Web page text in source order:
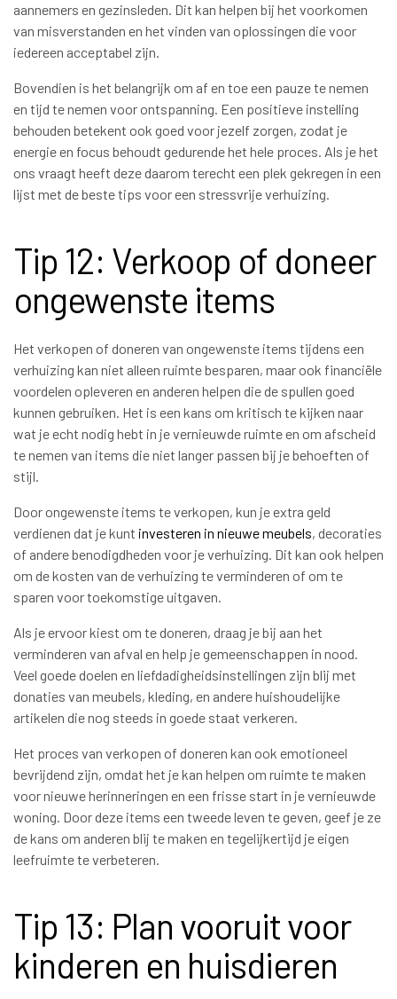
aannemers en gezinsleden. Dit kan helpen bij het voorkomen
van misverstanden en het vinden van oplossingen die voor
iedereen acceptabel zijn.
Bovendien is het belangrijk om af en toe een pauze te nemen
en tijd te nemen voor ontspanning. Een positieve instelling
behouden betekent ook goed voor jezelf zorgen, zodat je
energie en focus behoudt gedurende het hele proces. Als je het
ons vraagt heeft deze daarom terecht een plek gekregen in een
lijst met de beste tips voor een stressvrije verhuizing.
Tip 12: Verkoop of doneer
ongewenste items
Het verkopen of doneren van ongewenste items tijdens een
verhuizing kan niet alleen ruimte besparen, maar ook financiële
voordelen opleveren en anderen helpen die de spullen goed
kunnen gebruiken. Het is een kans om kritisch te kijken naar
wat je echt nodig hebt in je vernieuwde ruimte en om afscheid
te nemen van items die niet langer passen bij je behoeften of
stijl.
Door ongewenste items te verkopen, kun je extra geld
verdienen dat je kunt investeren in nieuwe meubels, decoraties
of andere benodigdheden voor je verhuizing. Dit kan ook helpen
om de kosten van de verhuizing te verminderen of om te
sparen voor toekomstige uitgaven.
Als je ervoor kiest om te doneren, draag je bij aan het
verminderen van afval en help je gemeenschappen in nood.
Veel goede doelen en liefdadigheidsinstellingen zijn blij met
donaties van meubels, kleding, en andere huishoudelijke
artikelen die nog steeds in goede staat verkeren.
Het proces van verkopen of doneren kan ook emotioneel
bevrijdend zijn, omdat het je kan helpen om ruimte te maken
voor nieuwe herinneringen en een frisse start in je vernieuwde
woning. Door deze items een tweede leven te geven, geef je ze
de kans om anderen blij te maken en tegelijkertijd je eigen
leefruimte te verbeteren.
Tip 13: Plan vooruit voor
kinderen en huisdieren